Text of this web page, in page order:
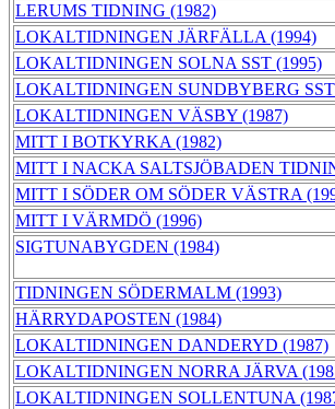
LERUMS TIDNING (1982)
LOKALTIDNINGEN JÄRFÄLLA (1994)
LOKALTIDNINGEN SOLNA SST (1995)
LOKALTIDNINGEN SUNDBYBERG SST
LOKALTIDNINGEN VÄSBY (1987)
MITT I BOTKYRKA (1982)
MITT I NACKA SALTSJÖBADEN
MITT I SÖDER OM SÖDER VÄSTRA
MITT I VÄRMDÖ (1996)
SIGTUNABYGDEN (1984)
TIDNINGEN SÖDERMALM (1993)
HÄRRYDAPOSTEN (1984)
LOKALTIDNINGEN DANDERYD (1987)
LOKALTIDNINGEN NORRA JÄRVA
LOKALTIDNINGEN SOLLENTUNA